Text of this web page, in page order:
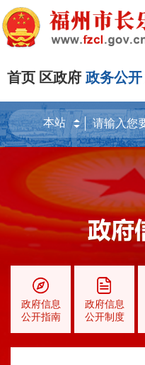
首页 区政府 政务公开
政府信息
公开指南
政府信息
公开制度